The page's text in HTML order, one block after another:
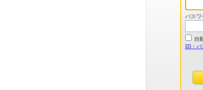
パスワ
自
ID・パ